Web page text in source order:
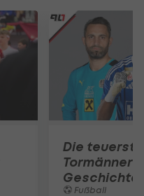
Die
Tormänner
Geschichte
Fußball